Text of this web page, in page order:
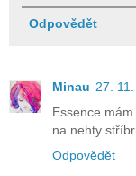
Odpovědět
Minau 27.
Essence
na nehty
Odpovědět